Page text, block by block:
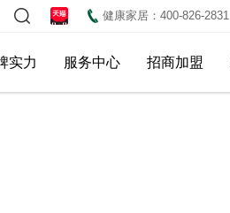
健康家居：400-826-2831
实力 服务中心 招商加盟